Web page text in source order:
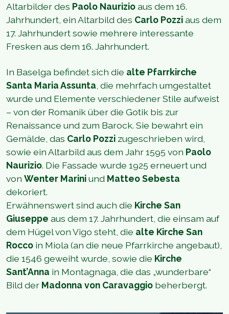
Altarbilder des Paolo Naurizioaus dem 16.
Jahrhundert, ein Altarbild des Carlo Pozziaus dem
17. Jahrhundert sowie mehrere interessante
Fresken aus dem 16. Jahrhundert.
In Baselga befindet sich die alte Pfarrkirche
Santa Maria Assunta , die mehrfach umgestaltet
wurde und Elemente verschiedener Stile aufweist
– von der Romanik über die Gotik bis zur
Renaissance und zum Barock. Sie bewahrt ein
Gemälde, das Carlo Pozzi zugeschrieben wird,
sowie ein Altarbild aus dem Jahr 1595 von Paolo
Naurizio. Die Fassade wurde 1925 erneuert und
von Wenter Mariniund Matteo Sebesta
dekoriert.
Erwähnenswert sind auch die Kirche San
Giuseppe aus dem 17. Jahrhundert, die einsam auf
dem Hügel von Vigo steht, die alte Kirche San
Rocco in Miola (an die neue Pfarrkirche angebaut),
die 1546 geweiht wurde, sowie die Kirche
Sant’Anna in Montagnaga, die das „wunderbare“
Bild der Madonna von Caravaggio beherbergt.